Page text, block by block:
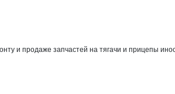
продаже запчастей на тягачи и прицепы